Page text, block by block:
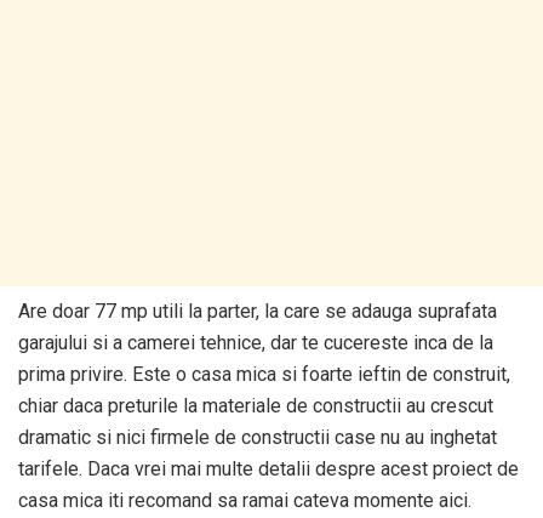
Are doar 77 mp utili la parter, la care se adauga suprafata
garajului si a camerei tehnice, dar te cucereste inca de la
prima privire. Este o casa mica si foarte ieftin de construit,
chiar daca preturile la materiale de constructii au crescut
dramatic si nici firmele de constructii case nu au inghetat
tarifele. Daca vrei mai multe detalii despre acest proiect de
casa mica iti recomand sa ramai cateva momente aici.